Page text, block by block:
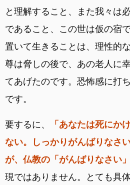
と理解すること、また我々は
であること、この世は仮の宿
置いて生きることは、理性的
尊は脅しの後で、あの老人に
てあげたのです。恐怖感に打
です。
要するに、
「あなたは死にか
ない。しっかりがんばりなさ
が、仏教の「がんばりなさい」
現ではありません。とても具